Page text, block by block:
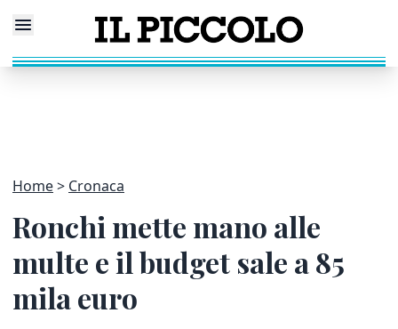
Home Cronaca
Ronchi mette mano alle
multe e il budget sale a 85
mila euro